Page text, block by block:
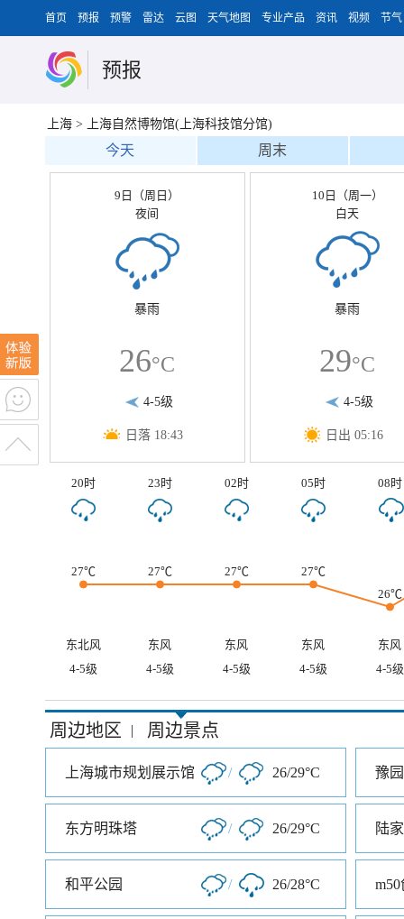
首页 预报 预警 雷达 云图 天气地图 专业产品 资讯 视频 节气
预报
上海 > 上海自然博物馆(上海科技馆分馆)
今天 周末
9日（周日）
夜间
暴雨
26°C
4-5级
日落 18:43
10日（周一）
白天
暴雨
29°C
4-5级
日出 05:16
20时 23时 02时 05时 08时
27℃ 27℃ 27℃
27℃
26℃
东北风 东风 东风 东风
东风
4-5级
4-5级 4-5级 4-5级 4-5级
周边地区 | 周边景点
上海城市规划展示馆 / 26/29°C 豫园
东方明珠塔 / 26/29°C 陆
和平公园 / 26/28°C